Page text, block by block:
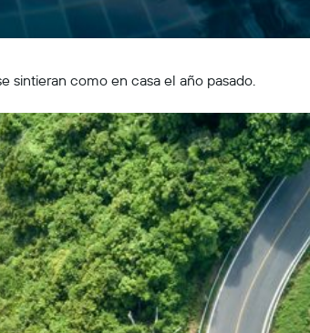
sintieran como en casa el año pasado.